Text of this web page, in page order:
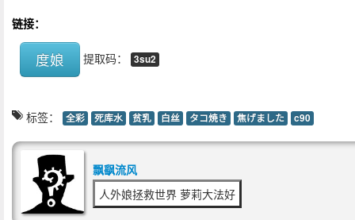
链接：
度娘 提取码： 3su2
标签： 全彩 死库水 贫乳 白丝 タコ焼き 焦げました c90
飘飖流风
人外娘拯救世界 萝莉大法好